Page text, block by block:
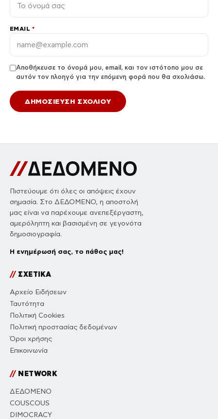
EMAIL *
Αποθήκευσε το όνομά μου, email, και τον ιστότοπο μου σε
αυτόν τον πλοηγό για την επόμενη φορά που θα σχολιάσω.
Πιστεύουμε ότι όλες οι απόψεις έχουν
σημασία. Στο ΔΕΔΟΜΕΝΟ, η αποστολή
μας είναι να παρέχουμε ανεπεξέργαστη,
αμερόληπτη και βασισμένη σε γεγονότα
δημοσιογραφία.
Η ενημέρωσή σας, το πάθος μας!
//ΣΧΕΤΙΚΑ
Αρχείο Ειδήσεων
Ταυτότητα
Πολιτική Cookies
Πολιτική προστασίας δεδομένων
Όροι χρήσης
Επικοινωνία
//NETWORK
ΔΕΔΟΜΕΝΟ
COUSCOUS
DIMOCRACY